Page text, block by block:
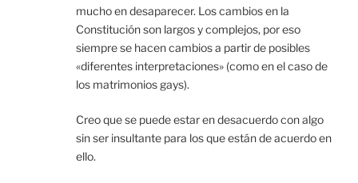
mucho en desaparecer. Los cambios en la
Constitución son largos y complejos, por eso
siempre se hacen cambios a partir de posibles
«diferentes interpretaciones» (como en el caso de
los matrimonios gays).
Creo que se puede estar en desacuerdo con algo
sin ser insultante para los que están de acuerdo en
ello.